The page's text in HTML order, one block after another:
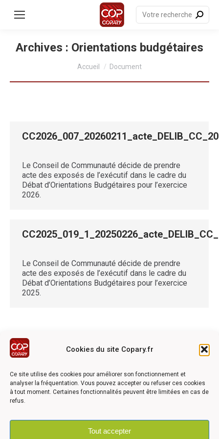
Cookies du site Copary.fr
Ce site utilise des cookies pour améliorer son fonctionnement et
analyser la fréquentation. Vous pouvez accepter ou refuser ces cookies
à tout moment. Certaines fonctionnalités peuvent être limitées en cas de
refus.
Tout accepter
principal
Recherche
:
Archives : Orientations budgétaires
Accueil Document
Le Conseil de Communauté décide de prendre
acte des exposés de l’exécutif dans le cadre du
Débat d’Orientations Budgétaires pour l’exercice
2026.
Le Conseil de Communauté décide de prendre
acte des exposés de l’exécutif dans le cadre du
Débat d’Orientations Budgétaires pour l’exercice
2025.
Ce site a été réalisé avec le soutien financier de l'Union
Pays Barrois